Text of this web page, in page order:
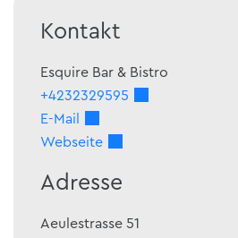
Kontakt
Esquire Bar & Bistro
+4232329595
E-Mail
Webseite
Adresse
Aeulestrasse 51